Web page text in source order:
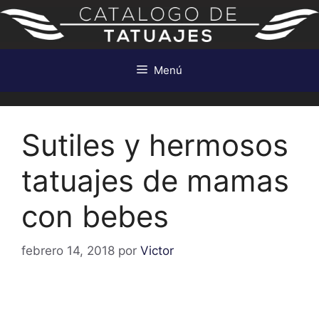
Saltar
contenido
Menú
Sutiles y hermosos
tatuajes de mamas
con bebes
febrero 14, 2018 por Victor